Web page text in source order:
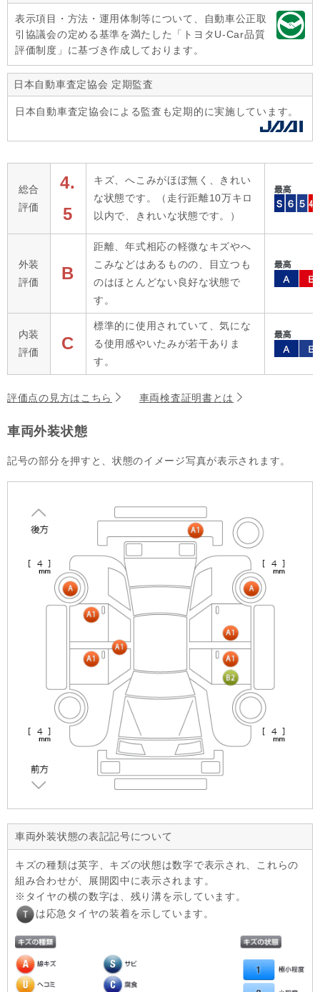
表示項目・方法・運用体制等について、自動車公正取
引協議会の定める基準を満たした「トヨタU-Car品質
評価制度」に基づき作成しております。
日本自動車査定協会 定期監査
日本自動車査定協会による監査も定期的に実施しています。
総合
評価
4.
5
キズ、へこみがほぼ無く、きれい
な状態です。（走行距離10万キロ
以内で、きれいな状態です。）
外装
評価
B
距離、年式相応の軽微なキズやへ
こみなどはあるものの、目立つも
のはほとんどない良好な状態で
す。
内装
評価
C
標準的に使用されていて、気にな
る使用感やいたみが若干ありま
す。
評価点の見方はこちら 車両検査証明書とは
車両外装状態
記号の部分を押すと、状態のイメージ写真が表示されます。
車両外装状態の表記記号について
キズの種類は英字、キズの状態は数字で表示され、これらの
組み合わせが、展開図中に表示されます。
タイヤの横の数字は、残り溝を示しています。
は応急タイヤの装着を示しています。